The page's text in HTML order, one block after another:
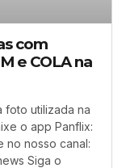
com
e COLA na
foto utilizada na
o app Panflix:
no nosso canal:
Siga o